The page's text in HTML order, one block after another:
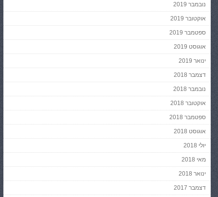
נובמבר 2019
אוקטובר 2019
ספטמבר 2019
אוגוסט 2019
ינואר 2019
דצמבר 2018
נובמבר 2018
אוקטובר 2018
ספטמבר 2018
אוגוסט 2018
יולי 2018
מאי 2018
ינואר 2018
דצמבר 2017